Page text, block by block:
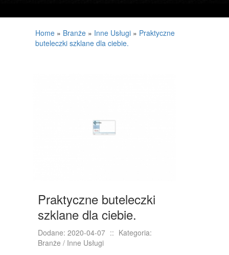
MATERIAŁY BUDOWLANE
UMIEJĘTNOŚCI
KURSY I SZKOLENIA
TŁUMACZENIA
KSIĄŻKI, CZASOPISMA
Home » Branże » Inne Usługi » Praktyczne
buteleczki szklane dla ciebie.
Praktyczne buteleczki
szklane dla ciebie.
Dodane: 2020-04-07 :: Kategoria:
Branże / Inne Usługi